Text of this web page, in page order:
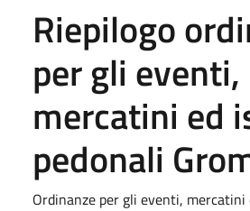
Riepilogo
per gli eventi,
mercatini ed
pedonali
Ordinanze per gli eventi, mercatini